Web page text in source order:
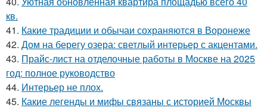
кв.
41. Какие традиции и обычаи сохраняются в Воронеже
42. Дом на берегу озера: светлый интерьер с акцентами.
43. Прайс-лист на отделочные работы в Москве на 2025
год: полное руководство
44. Интерьер не плох.
45. Какие легенды и мифы связаны с историей Москвы